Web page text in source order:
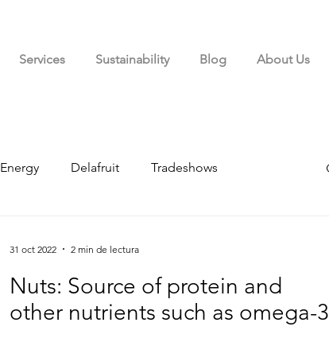
Services Sustainability Blog About Us
Energy Delafruit Tradeshows
Nuts: Source of protein and
other nutrients such as omega-3
31 oct 2022 2 min de lectura